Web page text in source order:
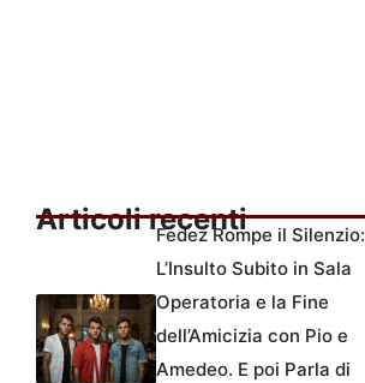
Articoli recentiFedez Rompe il Silenzio:
L’Insulto Subito in Sala
Operatoria e la Fine
dell’Amicizia con Pio e
Amedeo. E poi Parla di